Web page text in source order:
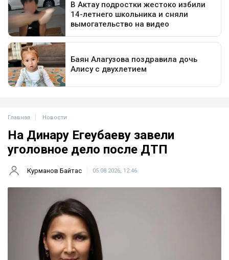
Главная Новости
На Динару Егеубаеву завели
уголовное дело после ДТП
Курманов Байтас 05.08.2026, 12:46